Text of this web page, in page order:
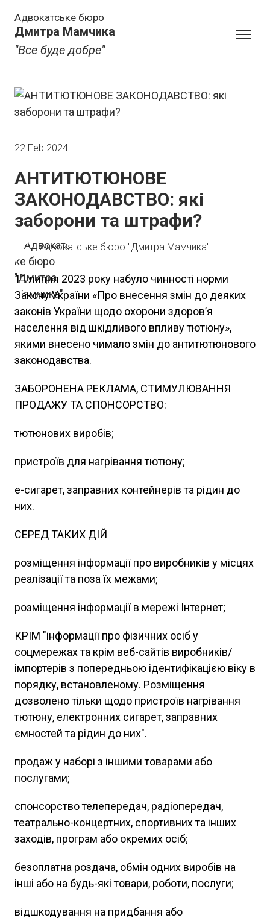
Адвокатське бюро
Дмитра Мамчика
"Все буде добре"
22 Feb 2024
АНТИТЮТЮНОВЕ
ЗАКОНОДАВСТВО: які
заборони та штрафи?
Адвокатське бюро "Дмитра Мамчика"
11 липня 2023 року набуло чинності норми
Закону України «Про внесення змін до деяких
законів України щодо охорони здоров’я
населення від шкідливого впливу тютюну»,
якими внесено чимало змін до антитютюнового
законодавства.
ЗАБОРОНЕНА РЕКЛАМА, СТИМУЛЮВАННЯ
ПРОДАЖУ ТА СПОНСОРСТВО:
тютюнових виробів;
пристроїв для нагрівання тютюну;
е-сигарет, заправних контейнерів та рідин до
них.
СЕРЕД ТАКИХ ДІЙ
розміщення інформації про виробників у місцях
реалізації та поза їх межами;
розміщення інформації в мережі Інтернет;
КРІМ "інформації про фізичних осіб у
соцмережах та крім веб-сайтів виробників/
імпортерів з попередньою ідентифікацією віку в
порядку, встановленому. Розміщення
дозволено тільки щодо пристроїв нагрівання
тютюну, електронних сигарет, заправних
ємностей та рідин до них".
продаж у наборі з іншими товарами або
послугами;
спонсорство телепередач, радіопередач,
театрально-концертних, спортивних та інших
заходів, програм або окремих осіб;
безоплатна роздача, обмін одних виробів на
інші або на будь-які товари, роботи, послуги;
відшкодування на придбання або